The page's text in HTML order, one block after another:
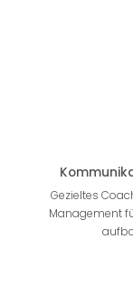
Gezieltes
Management